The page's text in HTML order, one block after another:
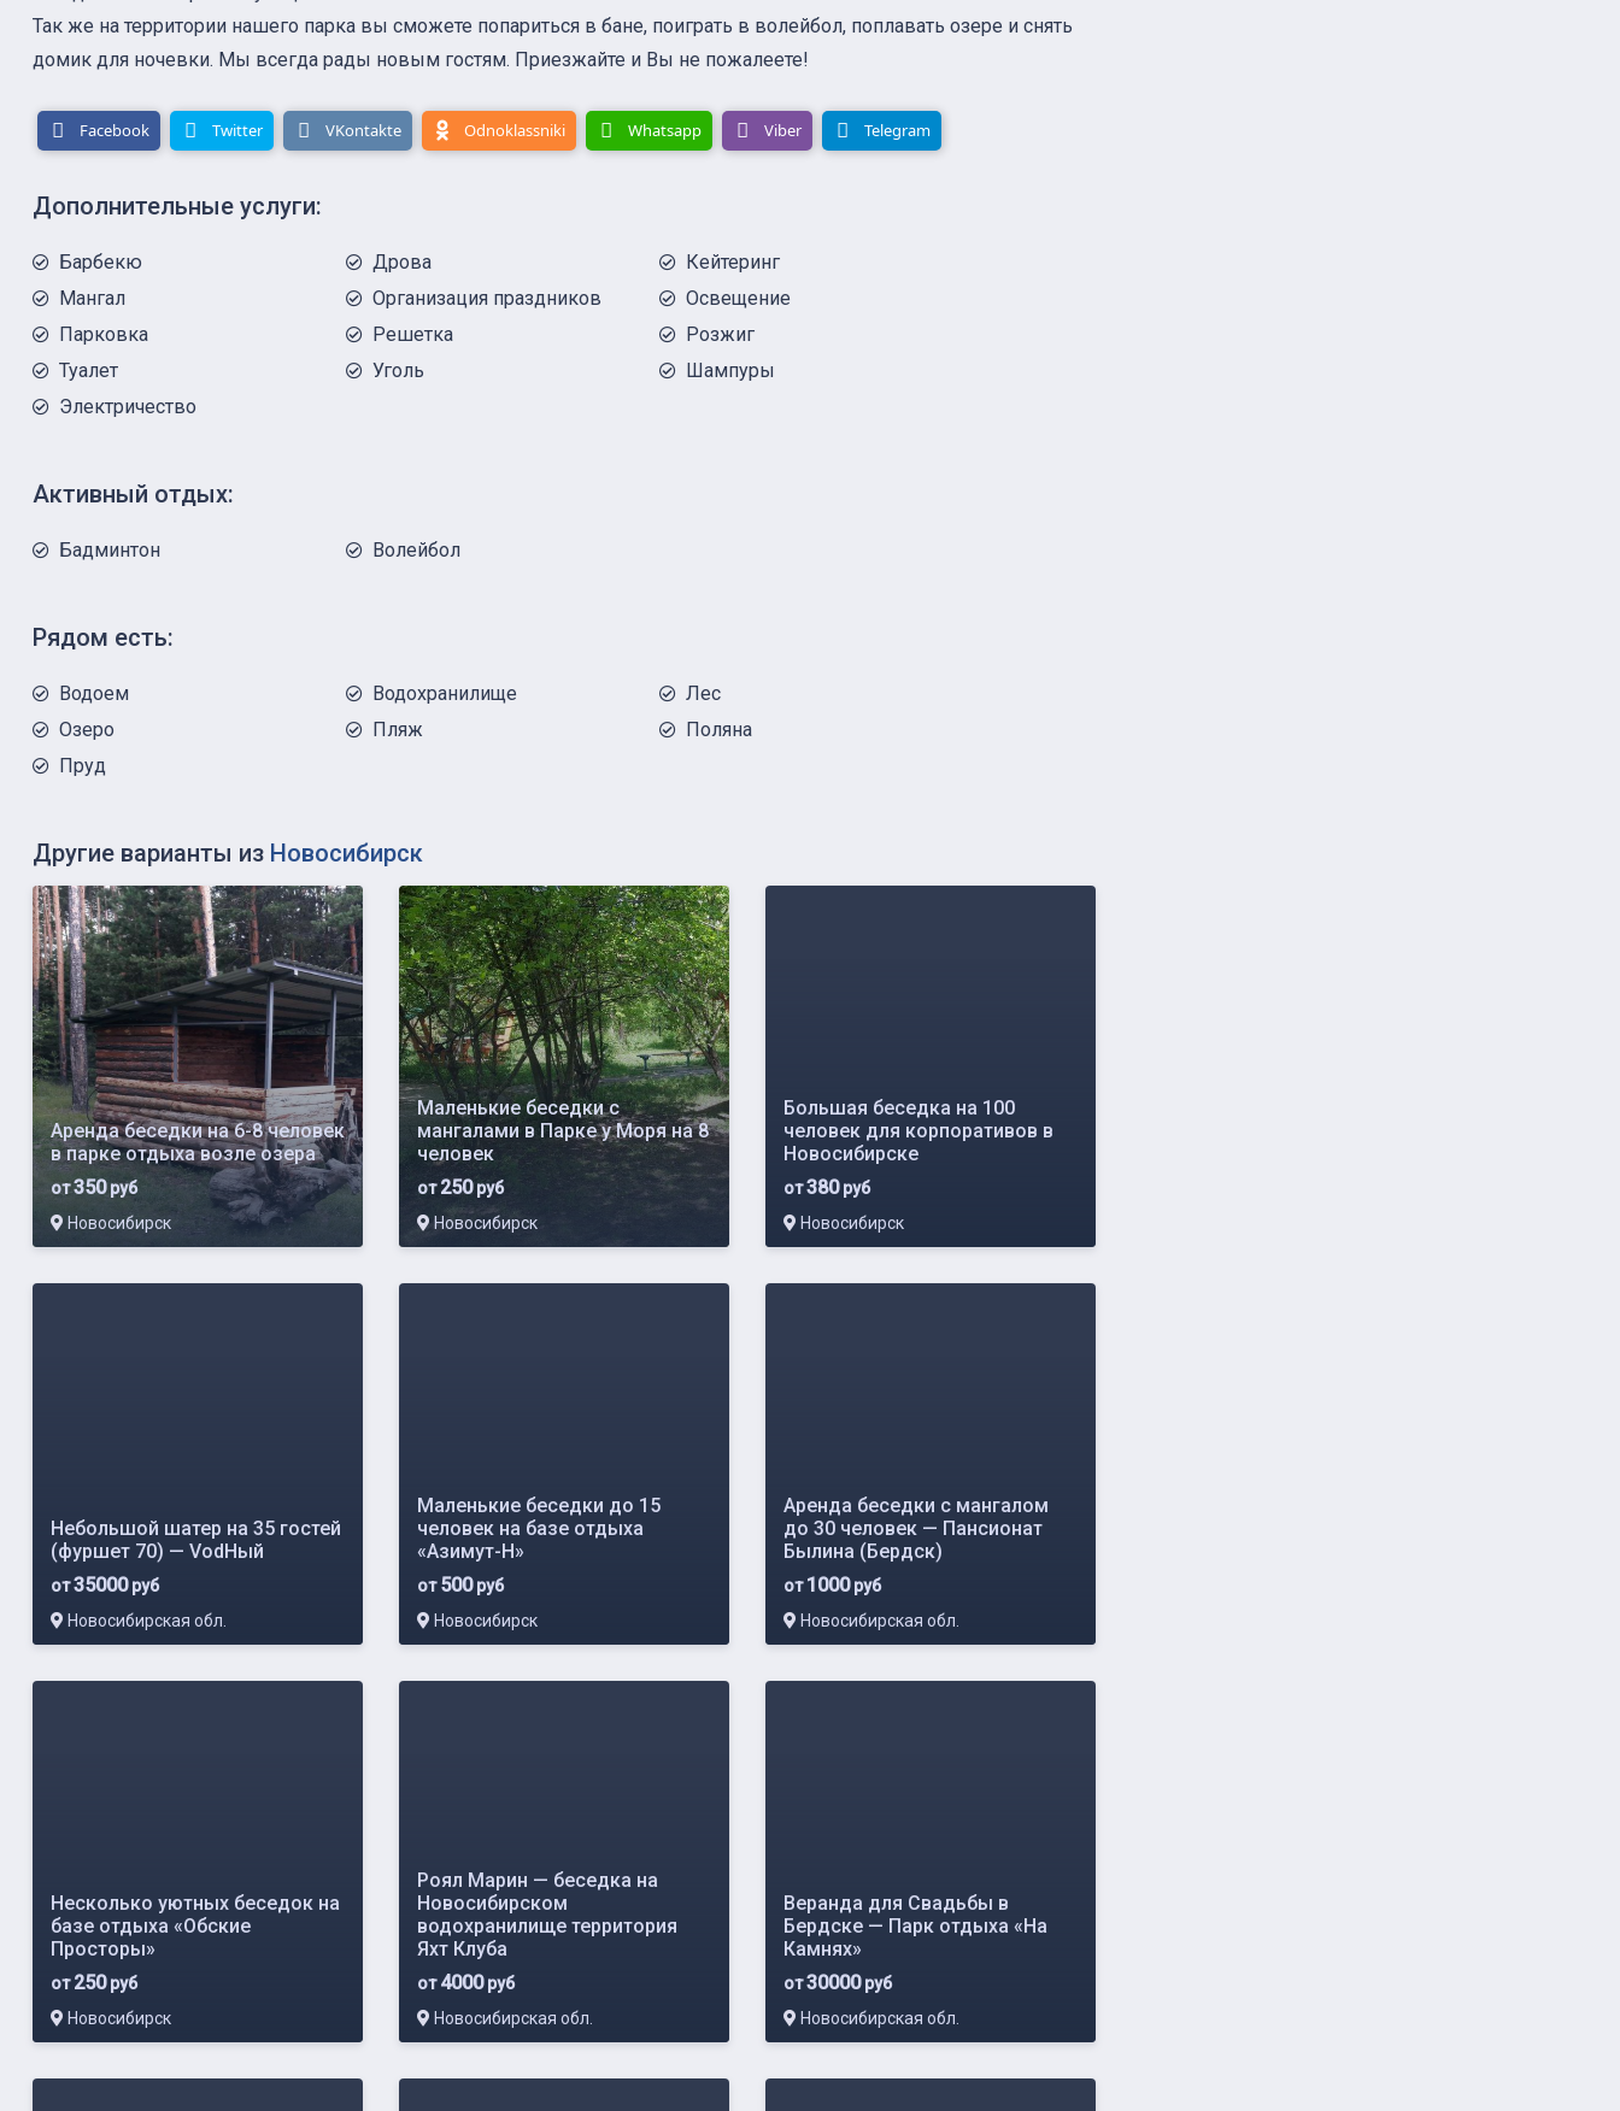
Так же на территории нашего парка вы сможете попариться в бане, поиграть в волейбол, поплавать озере и снять
домик для ночевки. Мы всегда рады новым гостям. Приезжайте и Вы не пожалеете!
Facebook Twitter VKontakte Odnoklassniki Whatsapp Viber Telegram
Дополнительные услуги:
Барбекю Дрова
Кейтеринг
Мангал
Организация праздников
Освещение
Парковка
Решетка
Розжиг
Туалет
Уголь
Шампуры
Электричество
Активный отдых:
Бадминтон Волейбол
Рядом есть:
Водоем Водохранилище
Лес
Озеро
Пляж
Поляна
Пруд
Другие варианты из Новосибирск
Аренда беседки на 6-8 человек
в парке отдыха возле озера
от350руб
Новосибирск
Маленькие беседки с
мангалами в Парке у Моря на 8
человек
от250руб
Новосибирск
Большая беседка на 100
человек для корпоративов в
Новосибирске
от380руб
Новосибирск
Небольшой шатер на 35 гостей
(фуршет 70) — VodНый
от35000руб
Новосибирская обл.
Маленькие беседки до 15
человек на базе отдыха
«Азимут-Н»
от500руб
Новосибирск
Аренда беседки с мангалом
до 30 человек — Пансионат
Былина (Бердск)
от1000руб
Новосибирская обл.
Несколько уютных беседок на
базе отдыха «Обские
Просторы»
от250руб
Новосибирск
Роял Марин — беседка на
Новосибирском
водохранилище территория
Яхт Клуба
от4000руб
Новосибирская обл.
Веранда для Свадьбы в
Бердске — Парк отдыха «На
Камнях»
от30000руб
Новосибирская обл.